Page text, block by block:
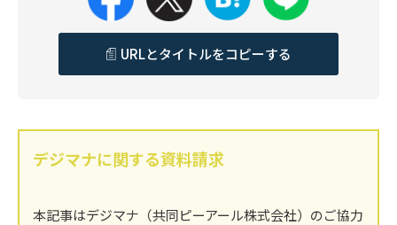
URLとタイトルをコピーする
デジマナに関する資料請求
本記事はデジマナ（共同ピーアール株式会社）のご協力